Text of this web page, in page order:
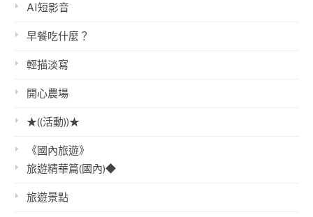
AI短影音
早餐吃什麼？
輕描淡寫
開心農場
★((活動))★
《國內旅遊》
旅遊精華篇(國內)◆
旅遊景點